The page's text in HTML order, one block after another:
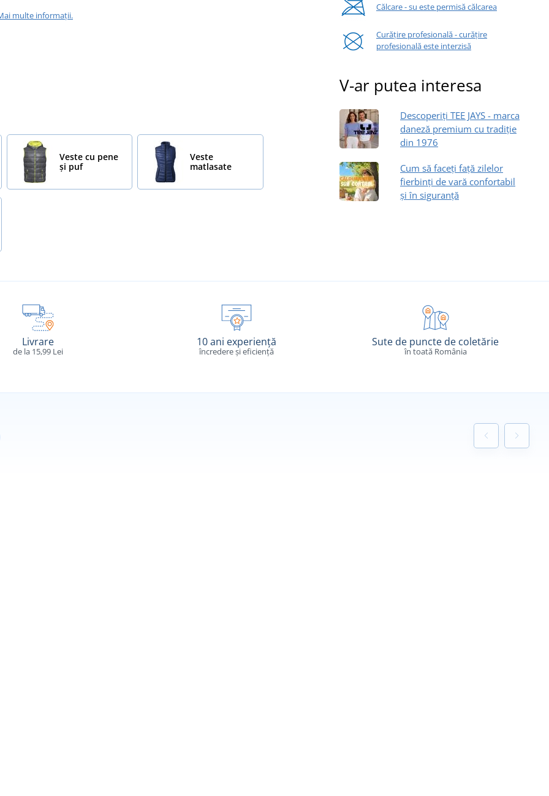
multe informații.
Veste cu pene
și puf
Veste
matlasate
Călcare - su este permisă călcarea
Curățire profesională - curățire
profesională este interzisă
V-ar putea interesa
Descoperiți TEE JAYS - marca
daneză premium cu tradiție
din 1976
Cum să faceți față zilelor
fierbinți de vară confortabil
și în siguranță
Livrare
de la 15,99 Lei
10 ani experiență
încredere și eficiență
Sute de puncte de coletărie
în toată România